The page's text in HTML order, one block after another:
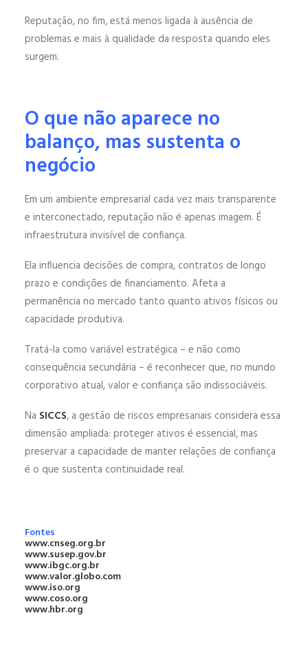
Reputação, no fim, está menos ligada à ausência de
problemas e mais à qualidade da resposta quando eles
surgem.
O que não aparece no
balanço, mas sustenta o
negócio
Em um ambiente empresarial cada vez mais transparente
e interconectado, reputação não é apenas imagem. É
infraestrutura invisível de confiança.
Ela influencia decisões de compra, contratos de longo
prazo e condições de financiamento. Afeta a
permanência no mercado tanto quanto ativos físicos ou
capacidade produtiva.
Tratá-la como variável estratégica – e não como
consequência secundária – é reconhecer que, no mundo
corporativo atual, valor e confiança são indissociáveis.
Na SICCS, a gestão de riscos empresariais considera essa
dimensão ampliada: proteger ativos é essencial, mas
preservar a capacidade de manter relações de confiança
é o que sustenta continuidade real.
Fontes
www.cnseg.org.br
www.susep.gov.br
www.ibgc.org.br
www.valor.globo.com
www.iso.org
www.coso.org
www.hbr.org